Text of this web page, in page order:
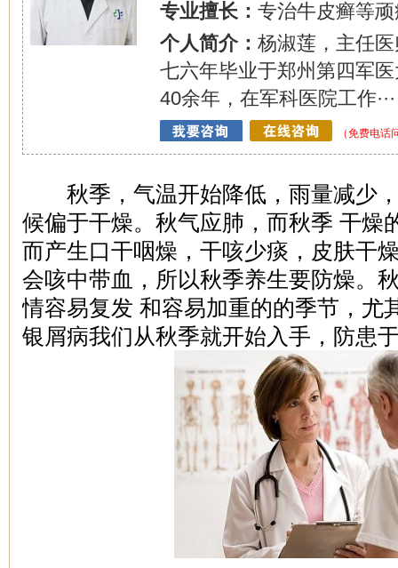
专业擅长： 专治牛皮癣等
个人简介： 杨淑莲，主任
七六年毕业于郑州第四军
40余年，在军科医院工作···
（免费电
秋季，气温开始降低，雨量减少，
候偏于干燥。秋气应肺，而秋季 干燥
而产生口干咽燥，干咳少痰，皮肤干
会咳中带血，所以秋季养生要防燥。
情容易复发 和容易加重的的季节，尤
银屑病我们从秋季就开始入手，防患